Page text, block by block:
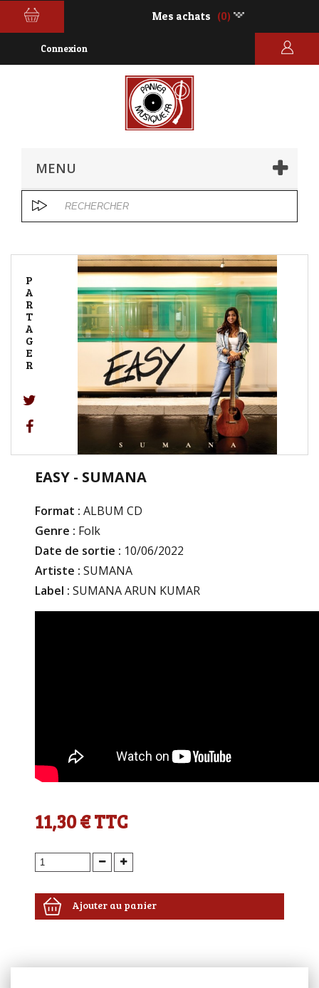
Mes achats (0)
Connexion
MENU
P
A
R
T
A
G
E
R
EASY - SUMANA
Format : ALBUM CD
Genre : Folk
Date de sortie : 10/06/2022
Artiste : SUMANA
Label : SUMANA ARUN KUMAR
11,30 €TTC
Ajouter au panier